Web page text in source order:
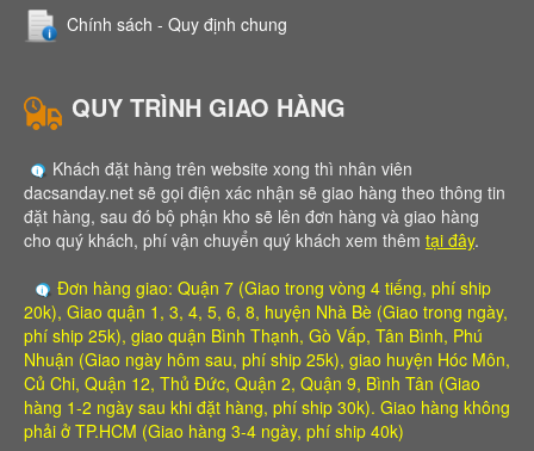
Chính sách - Quy định chung
QUY TRÌNH GIAO HÀNG
Khách đặt hàng trên website xong thì nhân viên
dacsanday.net sẽ gọi điện xác nhận sẽ giao hàng theo thông tin
đặt hàng, sau đó bộ phận kho sẽ lên đơn hàng và giao hàng
cho quý khách, phí vận chuyển quý khách xem thêm tại đây.
Đơn hàng giao: Quận 7 (Giao trong vòng 4 tiếng, phí ship
20k), Giao quận 1, 3, 4, 5, 6, 8, huyện Nhà Bè (Giao trong ngày,
phí ship 25k), giao quận Bình Thạnh, Gò Vấp, Tân Bình, Phú
Nhuận (Giao ngày hôm sau, phí ship 25k), giao huyện Hóc Môn,
Củ Chi, Quận 12, Thủ Đức, Quận 2, Quận 9, Bình Tân (Giao
hàng 1-2 ngày sau khi đặt hàng, phí ship 30k). Giao hàng không
phải ở TP.HCM (Giao hàng 3-4 ngày, phí ship 40k)